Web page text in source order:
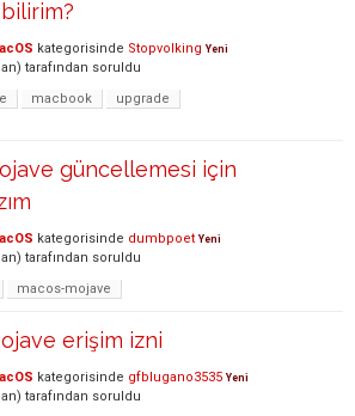
kategorisinde Stopvolking Yeni
tarafından soruldu
macbook
upgrade
güncellemesi için
kategorisinde dumbpoet Yeni
tarafından soruldu
macos-mojave
erişim izni
kategorisinde gfblugano3535 Yeni
tarafından soruldu